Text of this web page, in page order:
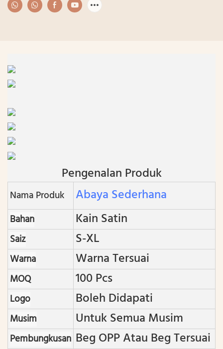
Pengenalan Produk
Nama Produk Abaya Sederhana
Bahan Kain Satin
Saiz S-XL
Warna Warna Tersuai
MOQ 100 Pcs
Logo Boleh Didapati
Musim Untuk Semua Musim
Pembungkusan Beg OPP Atau Beg Tersuai